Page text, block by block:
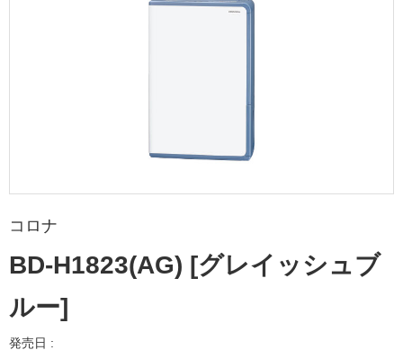
コロナ
BD-H1823(AG) [グレイッシュブ
ルー]
発売日 :